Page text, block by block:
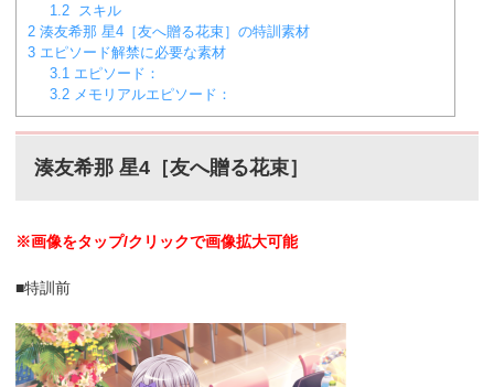
1.2 スキル
2 湊友希那 星4［友へ贈る花束］の特訓素材
3 エピソード解禁に必要な素材
3.1 エピソード：
3.2 メモリアルエピソード：
湊友希那 星4［友へ贈る花束］
※画像をタップ/クリックで画像拡大可能
■特訓前